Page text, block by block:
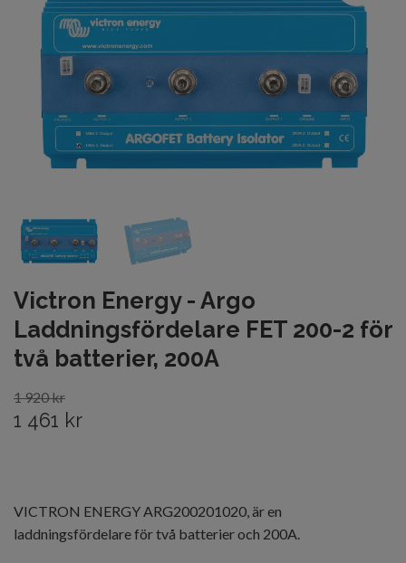
Victron Energy - Argo
Laddningsfördelare FET 200-2 för
två batterier, 200A
1 920 kr
1 461 kr
VICTRON ENERGY ARG200201020, är en
laddningsfördelare för två batterier och 200A.